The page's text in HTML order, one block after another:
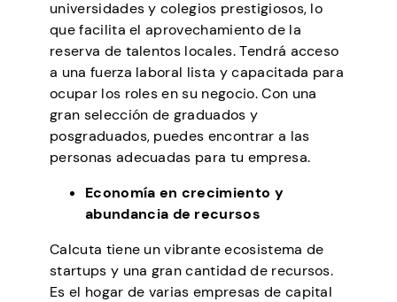
universidades y colegios prestigiosos, lo
que facilita el aprovechamiento de la
reserva de talentos locales. Tendrá acceso
a una fuerza laboral lista y capacitada para
ocupar los roles en su negocio. Con una
gran selección de graduados y
posgraduados, puedes encontrar a las
personas adecuadas para tu empresa.
Economía en crecimiento y
abundancia de recursos
Calcuta tiene un vibrante ecosistema de
startups y una gran cantidad de recursos.
Es el hogar de varias empresas de capital